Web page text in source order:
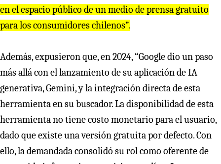
en el espacio público de un medio de prensa gratuito
para los consumidores chilenos”.
Además, expusieron que, en 2024, “Google dio un paso
más allá con el lanzamiento de su aplicación de IA
generativa, Gemini, y la integración directa de esta
herramienta en su buscador. La disponibilidad de esta
herramienta no tiene costo monetario para el usuario,
dado que existe una versión gratuita por defecto. Con
ello, la demandada consolidó su rol como oferente de